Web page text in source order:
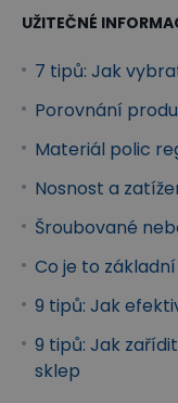
UŽITEČNÉ
7 tipů: Jak
Porovnání
Materiál polic
Nosnost a
Šroubované
Co je to
9 tipů: Jak
9 tipů: Jak
sklep